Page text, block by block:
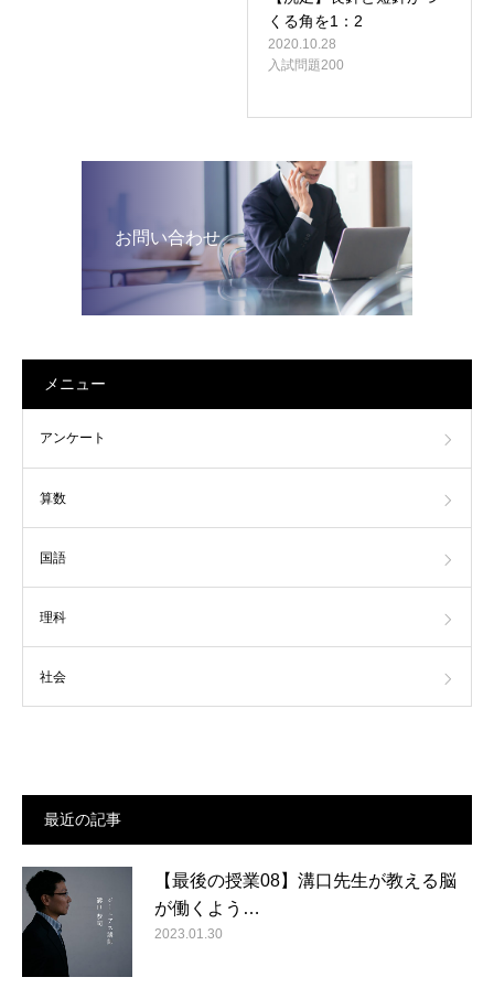
くる角を1：2
2020.10.28
入試問題200
お問い合わせ
メニュー
アンケート
算数
国語
理科
社会
最近の記事
【最後の授業08】溝口先生が教える脳
が働くよう…
2023.01.30